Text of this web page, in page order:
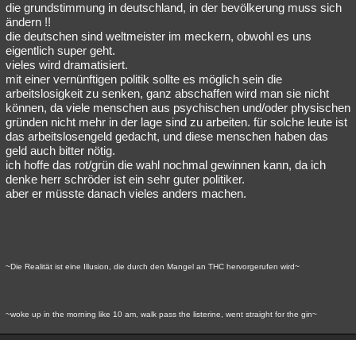
die grundstimmung in deutschland, in der bevölkerung muss sich
ändern !!
die deutschen sind weltmeister im meckern, obwohl es uns
eigentlich super geht.
vieles wird dramatisiert.
mit einer vernünftigen politik sollte es möglich sein die
arbeitslosigkeit zu senken, ganz abschaffen wird man sie nicht
können, da viele menschen aus psychischen und/oder physischen
gründen nicht mehr in der lage sind zu arbeiten. für solche leute ist
das arbeitslosengeld gedacht, und diese menschen haben das
geld auch bitter nötig.
ich hoffe das rot/grün die wahl nochmal gewinnen kann, da ich
denke herr schröder ist ein sehr guter politiker.
aber er müsste danach vieles anders machen.
~Die Realität ist eine Illusion, die durch den Mangel an THC hervorgerufen wird~
~woke up in the morning like 10 am, walk pass the listerine, went straight for the gin~